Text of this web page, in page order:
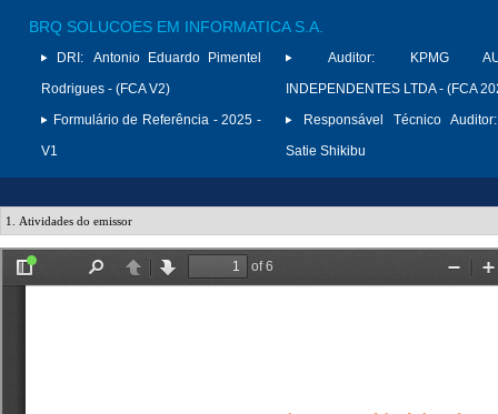
BRQ SOLUCOES EM INFORMATICA S.A.
DRI:
Antonio Eduardo Pimentel
Rodrigues - (FCA V2)
Formulário de Referência - 2025 -
V1
Auditor:
KPMG
INDEPENDENTES LTDA - (FCA
Responsável Técnico Auditor:
Satie Shikibu